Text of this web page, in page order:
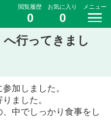
閲覧履歴
0
お気に入り
0
メニュー
へ行ってきまし
加しました。
ました。
中でしっかり食事をし